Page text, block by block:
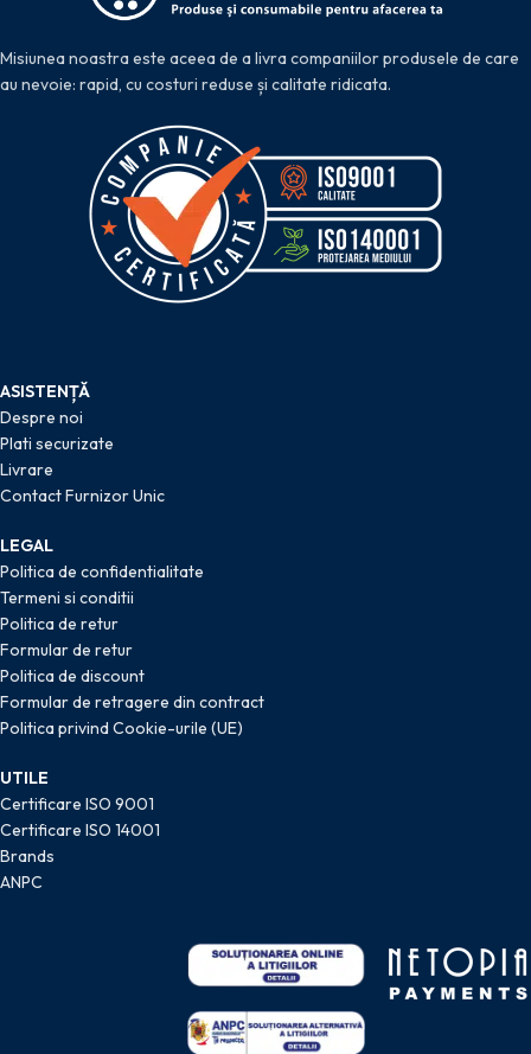
Misiunea noastra este aceea de a livra companiilor produsele de care
au nevoie: rapid, cu costuri reduse și calitate ridicata.
ASISTENȚĂ
Despre noi
Plati securizate
Livrare
Contact Furnizor Unic
LEGAL
Politica de confidentialitate
Termeni si conditii
Politica de retur
Formular de retur
Politica de discount
Formular de retragere din contract
Politica privind Cookie-urile (UE)
UTILE
Certificare ISO 9001
Certificare ISO 14001
Brands
ANPC